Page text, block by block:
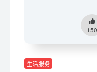
150
生活服务